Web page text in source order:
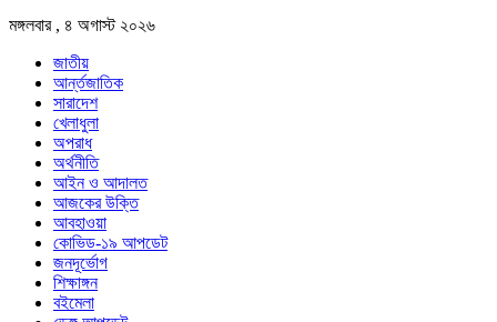
মঙ্গলবার , ৪ অগাস্ট ২০২৬
জাতীয়
আর্ন্তজাতিক
সারাদেশ
খেলাধুলা
অপরাধ
অর্থনীতি
আইন ও আদালত
আজকের উক্তি
আবহাওয়া
কোভিড-১৯ আপডেট
জনদূর্ভোগ
শিক্ষাঙ্গন
বইমেলা